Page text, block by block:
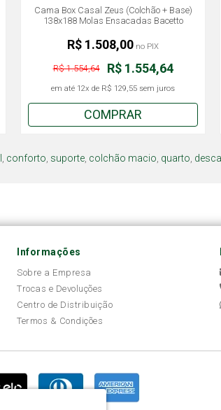
Cama Box Casal Zeus (Colchão + Base)
138x188 Molas Ensacadas Bacetto
R$ 1.554,64
R$ 1.554,64
em até 12x de R$ 129,55 sem juros
R$ 1.508,00 no PIX
COMPRAR
conforto suporte colchão macio quarto
Informações
Sobre a Empresa
Trocas e Devoluções
Centro de Distribuição
Termos & Condições